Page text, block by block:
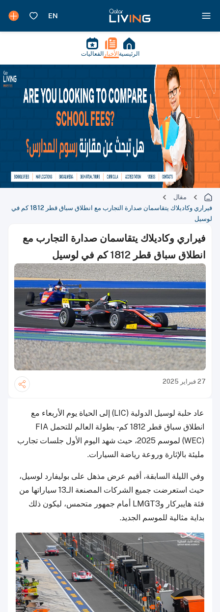
الرئيسية الأخبار الفعاليات
مقال
فيراري وكاديلاك يتقاسمان صدارة التجارب مع انطلاق سباق قطر 1812 كم في
لوسيل
فيراري وكاديلاك يتقاسمان صدارة التجارب مع
انطلاق سباق قطر 1812 كم في لوسيل
27 فبراير 2025
عاد حلبة لوسيل الدولية (LIC) إلى الحياة يوم الأربعاء مع
انطلاق سباق قطر 1812 كم - بطولة العالم للتحمل FIA
(WEC) لموسم 2025، حيث شهد اليوم الأول جلسات تجارب
مليئة بالإثارة وروعة رياضة السيارات.
وفي الليلة السابقة، أقيم عرض مذهل على بوليفارد لوسيل،
حيث استعرضت جميع الشركات المصنعة الـ13 سياراتها من
فئة هايبركار وLMGT3 أمام جمهور متحمس، ليكون ذلك
بداية مثالية للموسم الجديد.